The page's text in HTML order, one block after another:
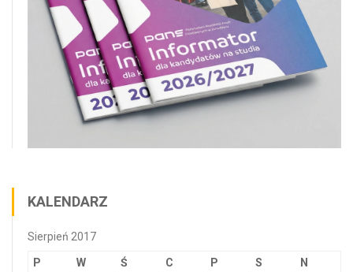
KALENDARZ
Sierpień 2017
P W Ś C P S N